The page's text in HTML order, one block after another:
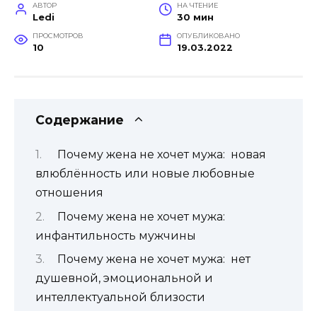
АВТОР
Ledi
НА ЧТЕНИЕ
30 мин
ПРОСМОТРОВ
10
ОПУБЛИКОВАНО
19.03.2022
Содержание
Почему жена не хочет мужа: новая
влюблённость или новые любовные
отношения
Почему жена не хочет мужа:
инфантильность мужчины
Почему жена не хочет мужа: нет
душевной, эмоциональной и
интеллектуальной близости